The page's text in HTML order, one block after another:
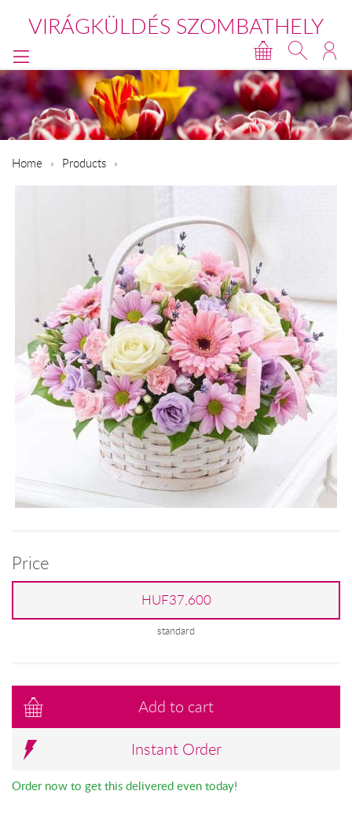
VIRÁGKÜLDÉS SZOMBATHELY
Home Products
Price
HUF37,600
standard
Add to cart
Instant Order
Order now to get this delivered even today!